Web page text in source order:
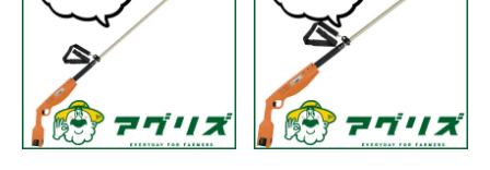
閲覧履歴一覧
農業機械
農業資材